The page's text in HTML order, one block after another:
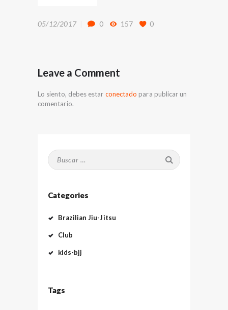
05/12/2017 0 157 0
Leave a Comment
Lo siento, debes estar conectado para publicar un
comentario.
Buscar:
Categories
Brazilian Jiu-Jitsu
Club
kids-bjj
Tags